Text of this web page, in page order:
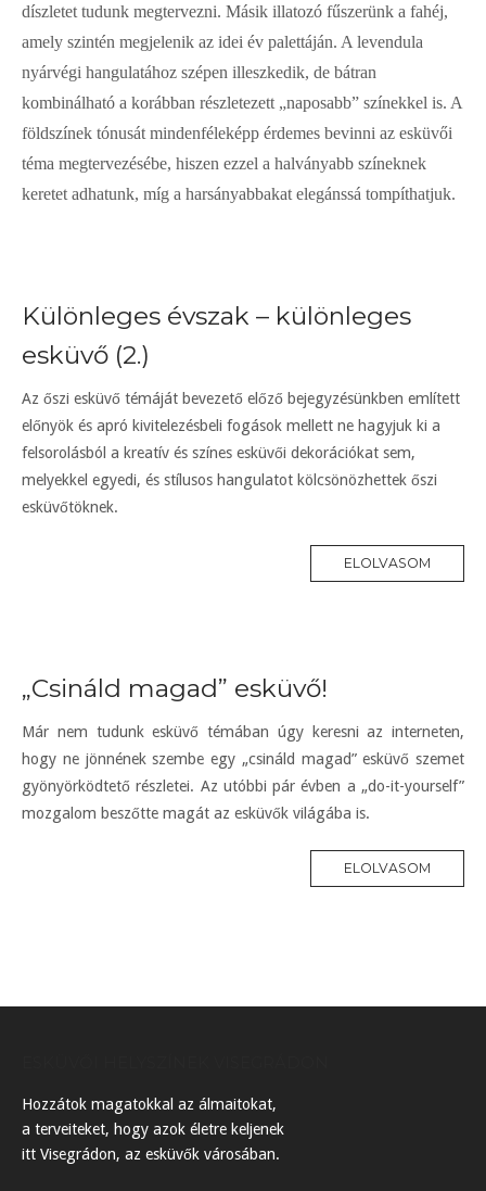
díszletet tudunk megtervezni. Másik illatozó fűszerünk a fahéj,
amely szintén megjelenik az idei év palettáján. A levendula
nyárvégi hangulatához szépen illeszkedik, de bátran
kombinálható a korábban részletezett „naposabb” színekkel is. A
földszínek tónusát mindenféleképp érdemes bevinni az esküvői
téma megtervezésébe, hiszen ezzel a halványabb színeknek
keretet adhatunk, míg a harsányabbakat elegánssá tompíthatjuk.
Különleges évszak – különleges
esküvő (2.)
Az őszi esküvő témáját bevezető előző bejegyzésünkben említett
előnyök és apró kivitelezésbeli fogások mellett ne hagyjuk ki a
felsorolásból a kreatív és színes esküvői dekorációkat sem,
melyekkel egyedi, és stílusos hangulatot kölcsönözhettek őszi
esküvőtöknek.
ELOLVASOM
„Csináld magad” esküvő!
Már nem tudunk esküvő témában úgy keresni az interneten,
hogy ne jönnének szembe egy „csináld magad” esküvő szemet
gyönyörködtető részletei. Az utóbbi pár évben a „do-it-yourself”
mozgalom beszőtte magát az esküvők világába is.
ELOLVASOM
Hozzátok magatokkal az álmaitokat,
a terveiteket, hogy azok életre keljenek
itt Visegrádon, az esküvők városában.